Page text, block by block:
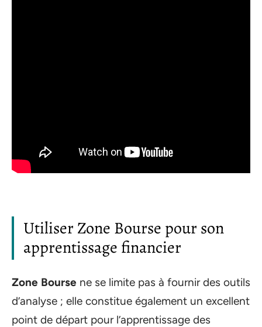
Utiliser Zone Bourse pour son
apprentissage financier
Zone Bourse ne se limite pas à fournir des outils
d’analyse ; elle constitue également un excellent
point de départ pour l’apprentissage des